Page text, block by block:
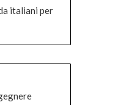
italiani per